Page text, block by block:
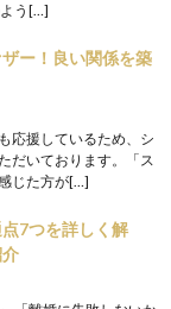
う[…]
ー！良い関係を築
応援しているため、シ
だいております。「ス
じた方が[…]
7つを詳しく解